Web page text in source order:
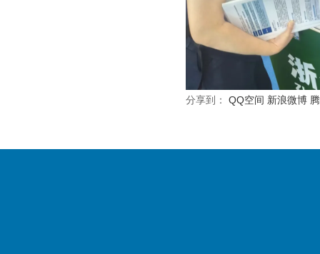
分享到： QQ空间 新浪微博